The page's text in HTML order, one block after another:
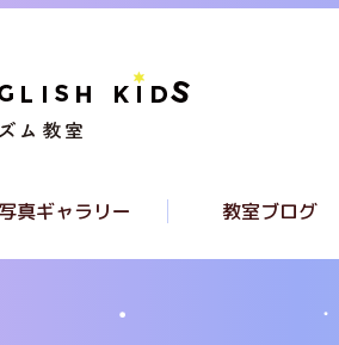
写真ギャラリー 教室ブログ